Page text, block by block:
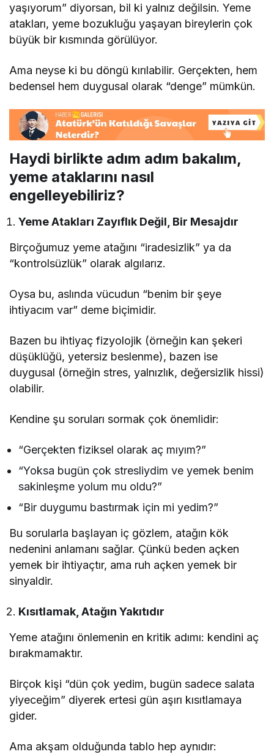
yaşıyorum” diyorsan, bil ki yalnız değilsin. Yeme
atakları, yeme bozukluğu yaşayan bireylerin çok
büyük bir kısmında görülüyor.
Ama neyse ki bu döngü kırılabilir. Gerçekten, hem
bedensel hem duygusal olarak “denge” mümkün.
Haydi birlikte adım adım bakalım,
yeme ataklarını nasıl
engelleyebiliriz?
Yeme Atakları Zayıflık Değil, Bir Mesajdır
Birçoğumuz yeme atağını “iradesizlik” ya da
“kontrolsüzlük” olarak algılarız.
Oysa bu, aslında vücudun “benim bir şeye
ihtiyacım var” deme biçimidir.
Bazen bu ihtiyaç fizyolojik (örneğin kan şekeri
düşüklüğü, yetersiz beslenme), bazen ise
duygusal (örneğin stres, yalnızlık, değersizlik hissi)
olabilir.
Kendine şu soruları sormak çok önemlidir:
“Gerçekten fiziksel olarak aç mıyım?”
“Yoksa bugün çok stresliydim ve yemek benim
sakinleşme yolum mu oldu?”
“Bir duygumu bastırmak için mi yedim?”
Bu sorularla başlayan iç gözlem, atağın kök
nedenini anlamanı sağlar. Çünkü beden açken
yemek bir ihtiyaçtır, ama ruh açken yemek bir
sinyaldir.
Kısıtlamak, Atağın Yakıtıdır
Yeme atağını önlemenin en kritik adımı: kendini aç
bırakmamaktır.
Birçok kişi “dün çok yedim, bugün sadece salata
yiyeceğim” diyerek ertesi gün aşırı kısıtlamaya
gider.
Ama akşam olduğunda tablo hep aynıdır: